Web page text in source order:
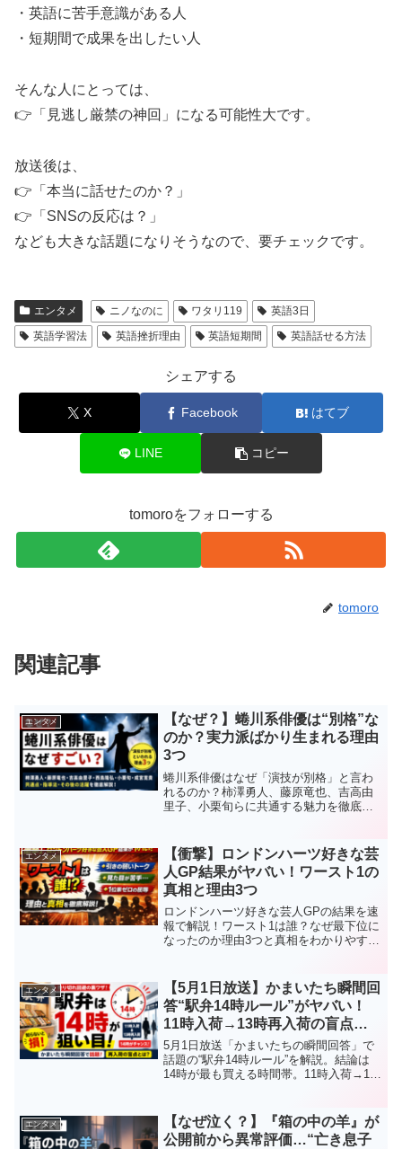
・英語に苦手意識がある人
・短期間で成果を出したい人
そんな人にとっては、
👉「見逃し厳禁の神回」になる可能性大です。
放送後は、
👉「本当に話せたのか？」
👉「SNSの反応は？」
なども大きな話題になりそうなので、要チェックです。
エンタメ ニノなのに ワタリ119
英語3日
英語学習法
英語挫折理由 英語短期間 英語話せる方法
シェアする
X Facebook はてブ
LINE コピー
tomoroをフォローする
tomoro
関連記事
エンタメ
【なぜ？】蜷川系俳優は“別格”な
のか？実力派ばかり生まれる理由
3つ
蜷川系俳優はなぜ「演技が別格」と言わ
れるのか？柿澤勇人、藤原竜也、吉高由
里子、小栗旬らに共通する魅力を徹底解
くまとめました。
エンタメ
【衝撃】ロンドンハーツ好きな芸
人GP結果がヤバい！ワースト1の
真相と理由3つ
ロンドンハーツ好きな芸人GPの結果を速
報で解説！ワースト1は誰？なぜ最下位に
なったのか理由3つと真相をわかりやすく
エンタメ
【5月1日放送】かまいたち瞬間回
答“駅弁14時ルール”がヤバい！
11時入荷→13時再入荷の盲点と
は
5月1日放送「かまいたちの瞬間回答」で
話題の“駅弁14時ルール”を解説。結論は
14時が最も買える時間帯。11時入荷→13
人必見。
エンタメ
【なぜ泣く？】『箱の中の羊』が
公開前から異常評価…“亡き息子